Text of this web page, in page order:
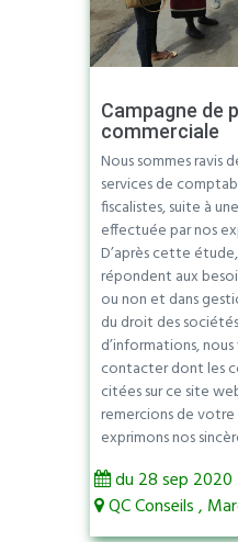
Campagne de
commerciale
Nous sommes ravis
services de
fiscalistes, suite à
effectuée par nos
D’après cette
répondent aux
ou non et dans
du droit des
d’informations,
contacter dont les
citées sur ce site
remercions de
exprimons nos
du 28 sep
QC Conseils ,